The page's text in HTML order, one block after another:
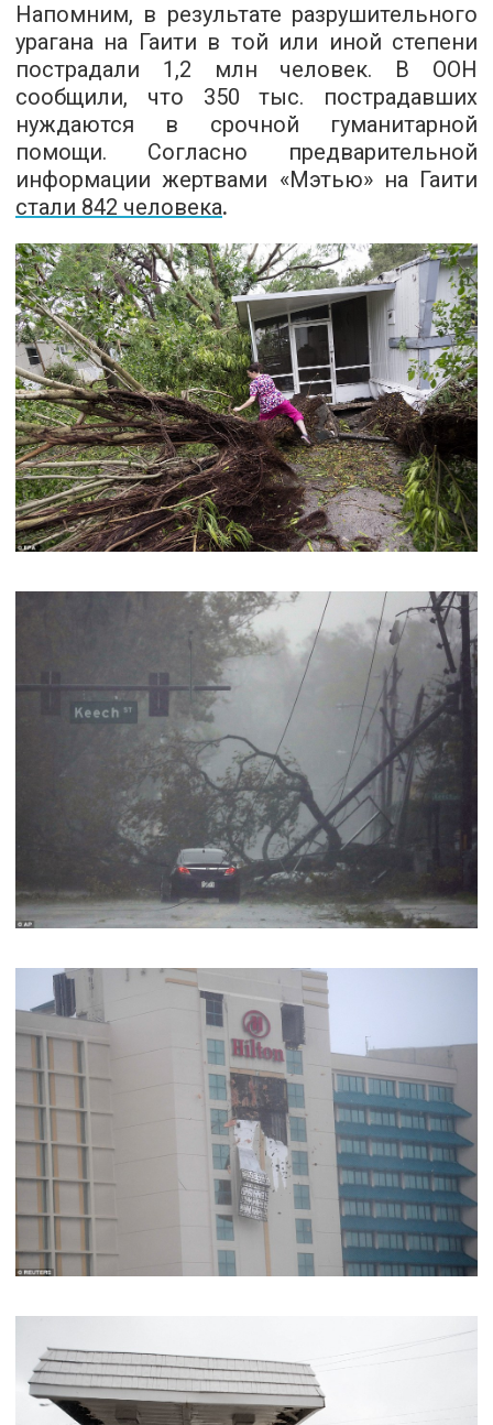
Напомним, в результате разрушительного
урагана на Гаити в той или иной степени
пострадали 1,2 млн человек. В ООН
сообщили, что 350 тыс. пострадавших
нуждаются в срочной гуманитарной
помощи. Согласно предварительной
информации жертвами «Мэтью» на Гаити
стали 842 человека.